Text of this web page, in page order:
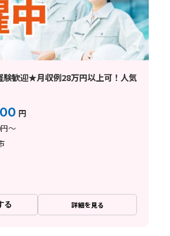
験歓迎★月収例28万円以上可！人気
円
～
る 詳細を見る